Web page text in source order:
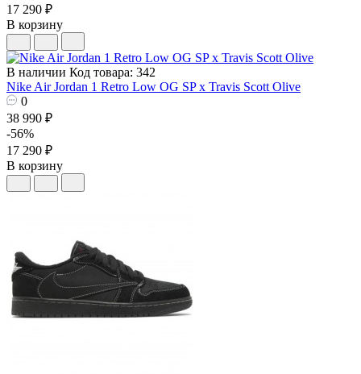
17 290 ₽
В корзину
В наличии Код товара: 342
Nike Air Jordan 1 Retro Low OG SP x Travis Scott Olive
0
38 990 ₽
-56%
17 290 ₽
В корзину